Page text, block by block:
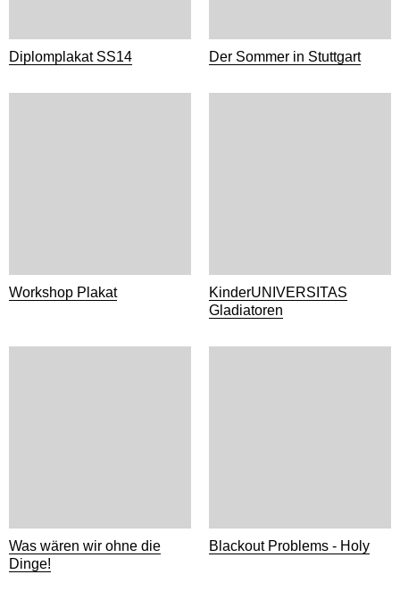
Diplomplakat SS14 Der Sommer in Stuttgart
Workshop Plakat
KinderUNIVERSITAS
Gladiatoren
Was wären wir ohne die
Dinge!
Blackout Problems - Holy